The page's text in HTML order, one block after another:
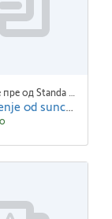
1 Године пре од Standa Blaha
3. Senčenje od sunca.zip